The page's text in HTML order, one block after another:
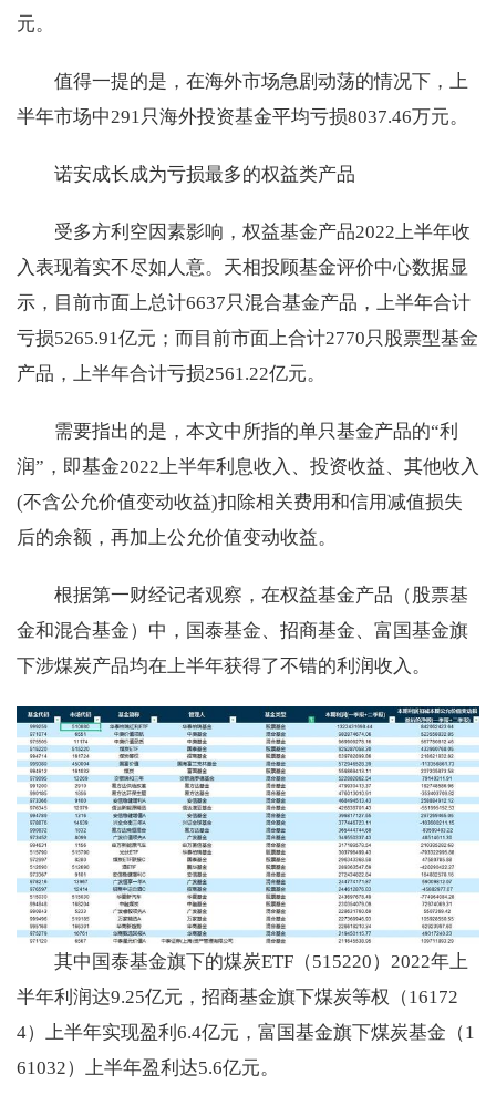
元。
值得一提的是，在海外市场急剧动荡的情况下，上
半年市场中291只海外投资基金平均亏损8037.46万元。
诺安成长成为亏损最多的权益类产品
受多方利空因素影响，权益基金产品2022上半年收
入表现着实不尽如人意。天相投顾基金评价中心数据显
示，目前市面上总计6637只混合基金产品，上半年合计
亏损5265.91亿元；而目前市面上合计2770只股票型基金
产品，上半年合计亏损2561.22亿元。
需要指出的是，本文中所指的单只基金产品的“利
润”，即基金2022上半年利息收入、投资收益、其他收入
(不含公允价值变动收益)扣除相关费用和信用减值损失
后的余额，再加上公允价值变动收益。
根据第一财经记者观察，在权益基金产品（股票基
金和混合基金）中，国泰基金、招商基金、富国基金旗
下涉煤炭产品均在上半年获得了不错的利润收入。
其中国泰基金旗下的煤炭ETF（515220）2022年上
半年利润达9.25亿元，招商基金旗下煤炭等权（16172
4）上半年实现盈利6.4亿元，富国基金旗下煤炭基金（1
61032）上半年盈利达5.6亿元。